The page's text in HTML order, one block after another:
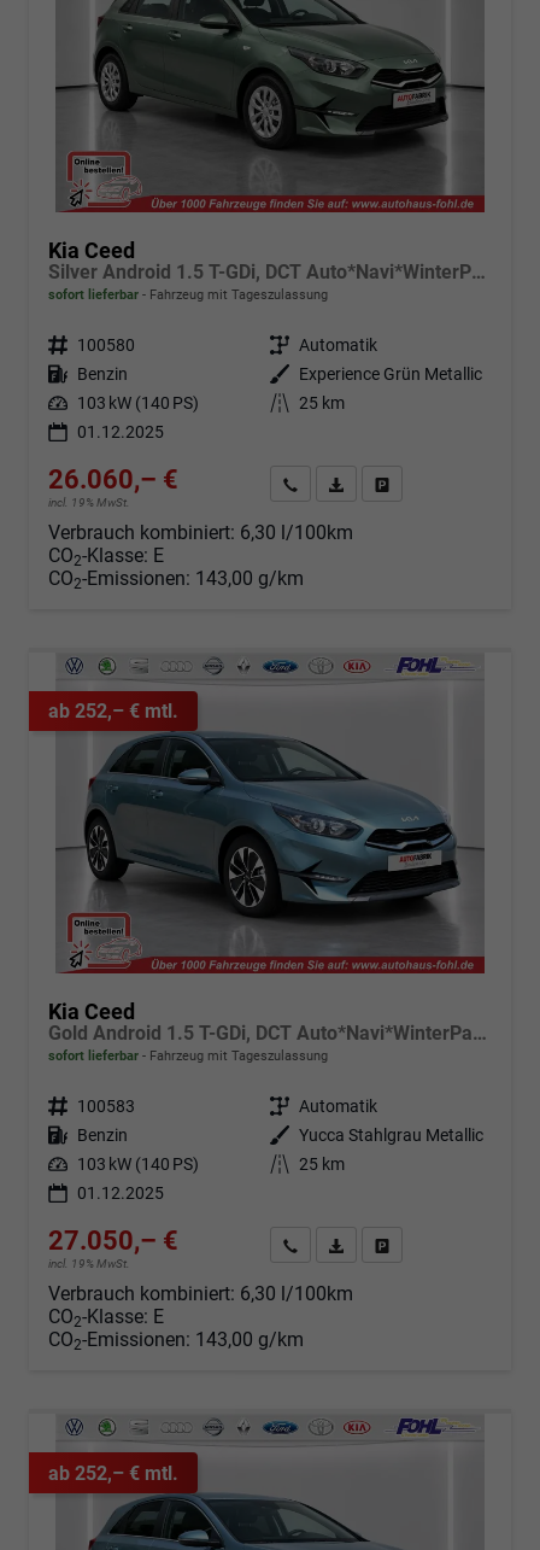
Kia Ceed
Silver Android 1.5 T-GDi, DCT Auto*Navi*WinterPak*Kamera*Klima*PDC hinten
sofort lieferbar Fahrzeug mit Tageszulassung
Fahrzeugnr. 100580 Getriebe Automatik
Kraftstoff Benzin Außenfarbe
Experience Grün Metallic
Leistung 103 kW (140 PS) Kilometerstand 25 km
01.12.2025
26.060,– €
incl. 19% MwSt.
Angebot anfordern
Fahrzeugexpose (PDF)
Verbrauch kombiniert: 6,30 l/100km
CO2-Klasse: E
CO2-Emissionen: 143,00 g/km
ab 252,– € mtl.
Kia Ceed
Gold Android 1.5 T-GDi, DCT Auto*Navi*WinterPak*Klimaauto*16"*Kamera*PrivacyGlas*
sofort lieferbar Fahrzeug mit Tageszulassung
Fahrzeugnr. 100583 Getriebe Automatik
Kraftstoff Benzin Außenfarbe Yucca Stahlgrau Metallic
Leistung 103 kW (140 PS) Kilometerstand 25 km
01.12.2025
27.050,– €
incl. 19% MwSt.
Angebot anfordern
Fahrzeugexpose (PDF)
Verbrauch kombiniert: 6,30 l/100km
CO2-Klasse: E
CO2-Emissionen: 143,00 g/km
ab 252,– € mtl.